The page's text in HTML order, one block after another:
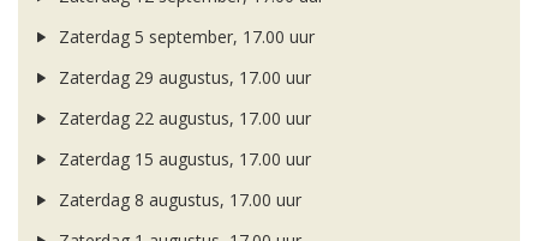
Zaterdag 5 september, 17.00 uur
Zaterdag 29 augustus, 17.00 uur
Zaterdag 22 augustus, 17.00 uur
Zaterdag 15 augustus, 17.00 uur
Zaterdag 8 augustus, 17.00 uur